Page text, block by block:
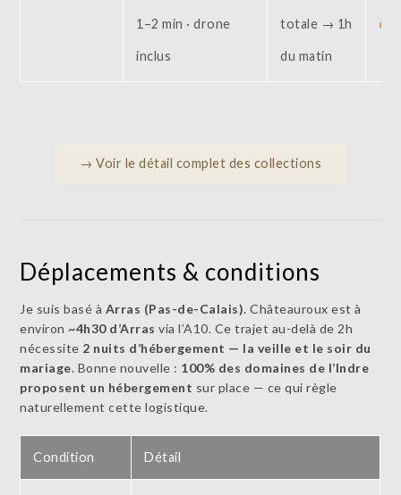
1–2 min · drone
inclus
totale → 1h
du matin
→ Voir le détail complet des collections
Déplacements & conditions
Je suis basé à Arras (Pas-de-Calais). Châteauroux est à
environ~4h30 d’Arras via l’A10. Ce trajet au-delà de 2h
nécessite 2 nuits d’hébergement — la veille et le soir du
mariage. Bonne nouvelle : 100% des domaines de l’Indre
proposent un hébergement sur place — ce qui règle
naturellement cette logistique.
Condition Détail